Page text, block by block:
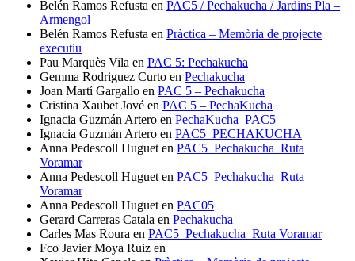
Belén Ramos Refusta en PAC5 / Pechakucha / Jardins Pla –
Armengol
Belén Ramos Refusta en Pràctica – Memòria de projecte
executiu
Pau Marquès Vila en PAC 5: Pechakucha
Gemma Rodriguez Curto en Pechakucha
Joan Martí Gargallo en PAC 5 – Pechakucha
Cristina Xaubet Jové en PAC 5 – PechaKucha
Ignacia Guzmán Artero en PechaKucha_PAC5
Ignacia Guzmán Artero en PAC5_PECHAKUCHA
Anna Pedescoll Huguet en PAC5_Pechakucha_Ruta
Voramar
Anna Pedescoll Huguet en PAC5_Pechakucha_Ruta
Voramar
Anna Pedescoll Huguet en PAC05
Gerard Carreras Catala en Pechakucha
Carles Mas Roura en PAC5_Pechakucha_Ruta Voramar
Fco Javier Moya Ruiz en